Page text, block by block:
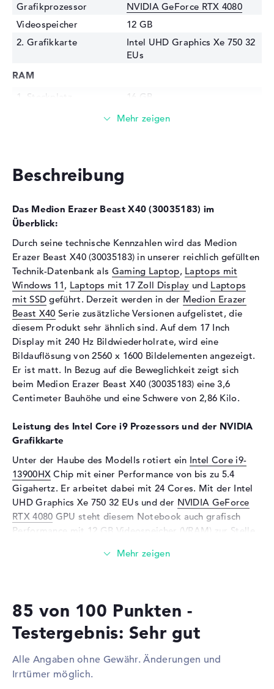
Grafikprozessor
NVIDIA GeForce RTX 4080
Videospeicher
12 GB
2. Grafikkarte
Intel UHD Graphics Xe 750 32
EUs
RAM
1. Steckplatz
16 GB
16 GB
Festplatte
Schnittstelle
PCIe
Optische Speicher
Laufwerks-Typ
ohne Laufwerk
Display
Display-Typ
17,3" TFT
Max. Auflösung
2560 x 1600
Auflösungstyp
WQXGA
Bildwiederholrate
240 Hz
Besonderheiten
Display, matt, LED-
Hintergrundbeleuchtung, IPS
Panel, NVIDIA G-SYNC
Unterstützte Flash-
Speicherkarten
microSD, microSDHC,
Audio
Soundkarte
Nahimic 3D Sound
Mikrofon
vorhanden
Webcam
Tastatur
Beleuchtet (hintergrund)
Netzwerk
Netzwerkkarte
2,5 Gigabit Ethernet
Beschreibung
Das Medion Erazer Beast X40 (30035183) im
Überblick:
Durch seine technische Kennzahlen wird das Medion
Erazer Beast X40 (30035183) in unserer reichlich gefüllten
Technik-Datenbank als Gaming Laptop, Laptops mit
Windows 11, Laptops mit 17 Zoll Display und Laptops
mit SSD geführt. Derzeit werden in der Medion Erazer
Beast X40 Serie zusätzliche Versionen aufgelistet, die
diesem Produkt sehr ähnlich sind. Auf dem 17 Inch
Display mit 240 Hz Bildwiederholrate, wird eine
Bildauflösung von 2560 x 1600 Bildelementen angezeigt.
Er ist matt. In Bezug auf die Beweglichkeit zeigt sich
beim Medion Erazer Beast X40 (30035183) eine 3,6
Centimeter Bauhöhe und eine Schwere von 2,86 Kilo.
Leistung des Intel Core i9 Prozessors und der NVIDIA
Grafikkarte
Unter der Haube des Modells rotiert ein Intel Core i9-
13900HX Chip mit einer Performance von bis zu 5.4
Gigahertz. Er arbeitet dabei mit 24 Cores. Mit der Intel
UHD Graphics Xe 750 32 EUs und der NVIDIA GeForce
RTX 4080 GPU steht diesem Notebook auch grafisch
Performance mit 12 GB Videospeicher (VRAM) zur Stelle.
Wieviel Speicher hat das Medion Erazer Beast X40
32 GByte Arbeitsspeicher (RAM) eingesetzt. Der
Gigabyte. Neben dem Betriebssystem könnt ihr eure
einer 1 TB SSD großen Festplatte archivieren.
85 von 100 Punkten -
Testergebnis: Sehr gut
Alle Angaben ohne Gewähr. Änderungen und
Irrtümer möglich.